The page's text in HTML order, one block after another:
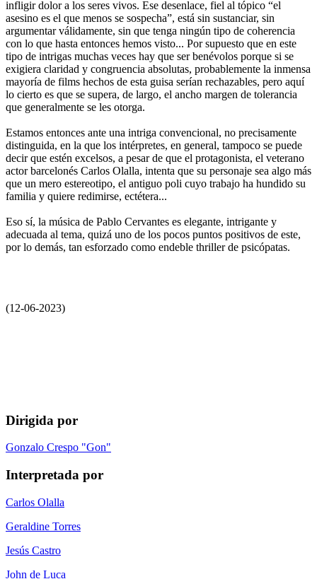
infligir dolor a los seres vivos. Ese desenlace, fiel al tópico “el
asesino es el que menos se sospecha”, está sin sustanciar, sin
argumentar válidamente, sin que tenga ningún tipo de coherencia
con lo que hasta entonces hemos visto... Por supuesto que en este
tipo de intrigas muchas veces hay que ser benévolos porque si se
exigiera claridad y congruencia absolutas, probablemente la inmensa
mayoría de films hechos de esta guisa serían rechazables, pero aquí
lo cierto es que se supera, de largo, el ancho margen de tolerancia
que generalmente se les otorga.
Estamos entonces ante una intriga convencional, no precisamente
distinguida, en la que los intérpretes, en general, tampoco se puede
decir que estén excelsos, a pesar de que el protagonista, el veterano
actor barcelonés Carlos Olalla, intenta que su personaje sea algo más
que un mero estereotipo, el antiguo poli cuyo trabajo ha hundido su
familia y quiere redimirse, ectétera...
Eso sí, la música de Pablo Cervantes es elegante, intrigante y
adecuada al tema, quizá uno de los pocos puntos positivos de este,
por lo demás, tan esforzado como endeble thriller de psicópatas.
(12-06-2023)
Dirigida por
Gonzalo Crespo "Gon"
Interpretada por
Carlos Olalla
Geraldine Torres
Jesús Castro
John de Luca